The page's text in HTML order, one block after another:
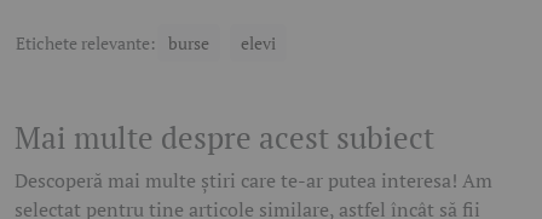
Etichete relevante: burse elevi
Mai multe despre acest subiect
Descoperă mai multe știri care te-ar putea interesa! Am
selectat pentru tine articole similare, astfel încât să fii